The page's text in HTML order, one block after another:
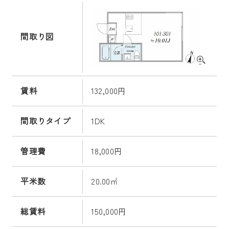
間取り図
賃料 132,000円
間取りタイプ 1DK
管理費 18,000円
平米数 20.00㎡
総賃料 150,000円